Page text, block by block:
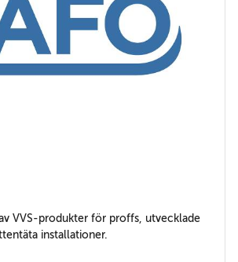
VVS-produkter för proffs, utvecklade
installationer.